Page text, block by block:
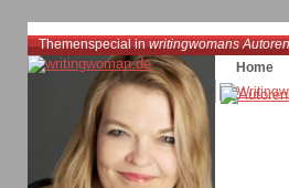
Themenspecial inwritingwomans
Home